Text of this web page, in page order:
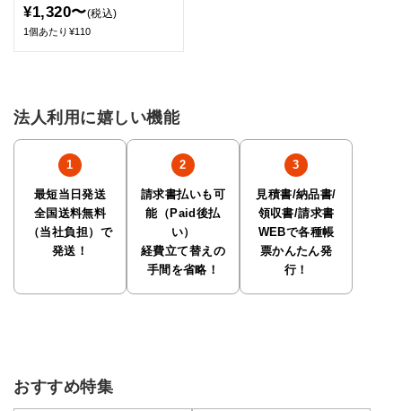
¥1,320〜(税込)
1個あたり¥110
法人利用に嬉しい機能
最短当日発送
全国送料無料
（当社負担）で
発送！
請求書払いも可
能（Paid後払
い）
経費立て替えの
手間を省略！
見積書/納品書/
領収書/請求書
WEBで各種帳
票かんたん発
行！
おすすめ特集